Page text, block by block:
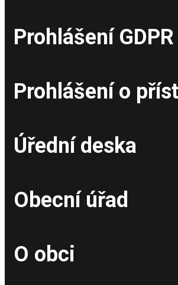
Prohlášení GDPR
Prohlášení o
Úřední deska
Obecní úřad
O obci